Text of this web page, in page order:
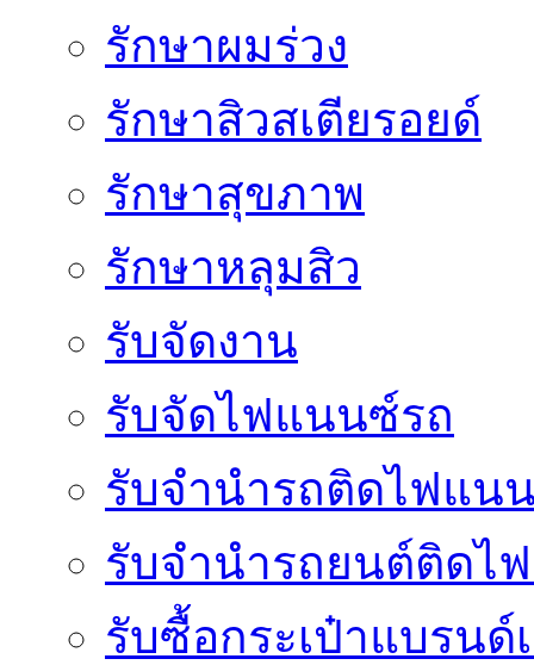
รักษาผมร่วง
รักษาสิวสเตียรอยด์
รักษาสุขภาพ
รักษาหลุมสิว
รับจัดงาน
รับจัดไฟแนนซ์รถ
รับจำนำรถติดไฟแน
รับจํานํารถยนต์ติดไ
รับซื้อกระเป๋าแบรนด์